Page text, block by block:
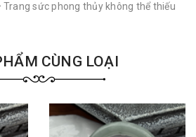
sức phong thủy không thể thiếu
CÙNG LOẠI